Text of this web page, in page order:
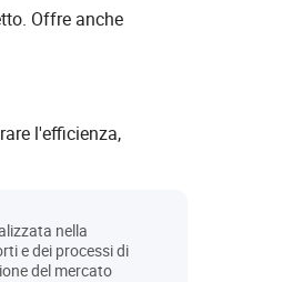
Offre anche
l'efficienza,
nella
e dei processi di
del mercato